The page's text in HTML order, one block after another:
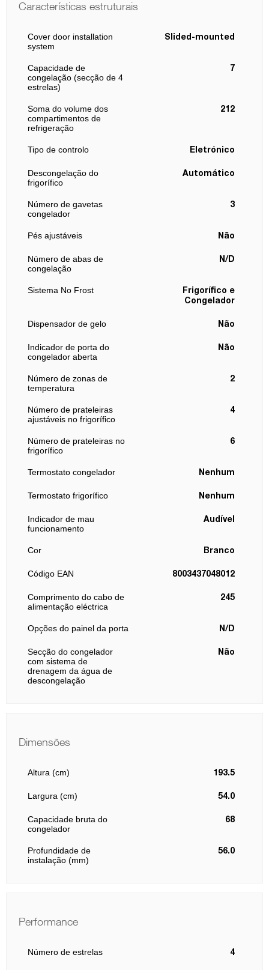
Características estruturais
Cover door installation
system
Slided-mounted
Capacidade de
congelação (secção de 4
estrelas)
7
Soma do volume dos
compartimentos de
refrigeração
212
Tipo de controlo Eletrónico
Descongelação do
frigorífico
Automático
Número de gavetas
congelador
3
Pés ajustáveis Não
Número de abas de
congelação
N/D
Sistema No Frost
Frigorífico e
Congelador
Dispensador de gelo Não
Indicador de porta do
congelador aberta
Não
Número de zonas de
temperatura
2
Número de prateleiras
ajustáveis no frigorífico
4
Número de prateleiras no
frigorífico
6
Termostato congelador Nenhum
Termostato frigorífico Nenhum
Indicador de mau
funcionamento
Audível
Cor Branco
Código EAN 8003437048012
Comprimento do cabo de
alimentação eléctrica
245
Opções do painel da porta N/D
Secção do congelador
com sistema de
drenagem da água de
descongelação
Não
Dimensões
Altura (cm) 193.5
Largura (cm) 54.0
Capacidade bruta do
congelador
68
Profundidade de
instalação (mm)
56.0
Performance
Número de estrelas 4